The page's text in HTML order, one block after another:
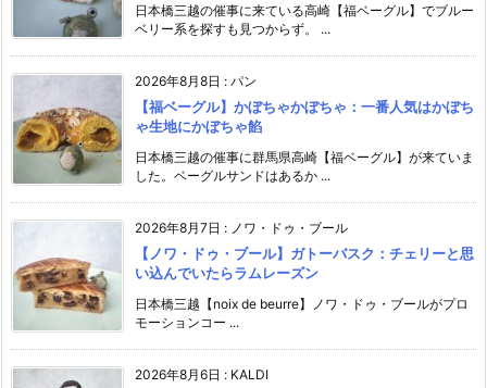
日本橋三越の催事に来ている高崎【福ベーグル】でブルー
ベリー系を探すも見つからず。 ...
2026年8月8日 : パン
【福ベーグル】かぼちゃかぼちゃ：一番人気はかぼち
ゃ生地にかぼちゃ餡
日本橋三越の催事に群馬県高崎【福ベーグル】が来ていま
した。ベーグルサンドはあるか ...
2026年8月7日 : ノワ・ドゥ・ブール
【ノワ・ドゥ・ブール】ガトーバスク：チェリーと思
い込んでいたらラムレーズン
日本橋三越【noix de beurre】ノワ・ドゥ・ブールがプロ
モーションコー ...
2026年8月6日 : KALDI